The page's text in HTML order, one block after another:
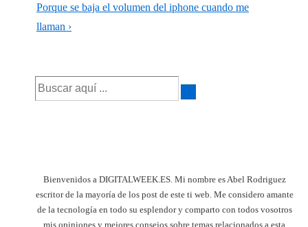
de
entradas
entrada
anterior
La
entrada
Porque se baja el volumen del iphone cuando me
llaman ›
Buscar
por:
Bienvenidos a DIGITALWEEK.ES. Mi nombre es Abel Rodriguez
escritor de la mayoría de los post de este ti web. Me considero amante
de la tecnología en todo su esplendor y comparto con todos vosotros
mis opiniones y mejores consejos sobre temas relacionados a esta